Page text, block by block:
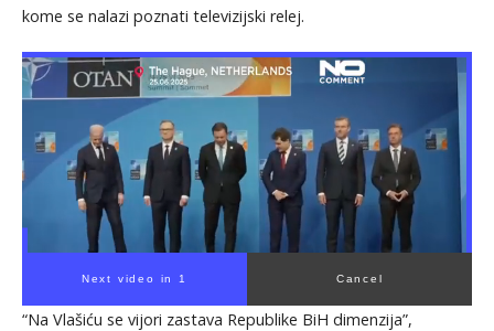
kome se nalazi poznati televizijski relej.
Next video in 1 Cancel
“Na Vlašiću se vijori zastava Republike BiH dimenzija”,